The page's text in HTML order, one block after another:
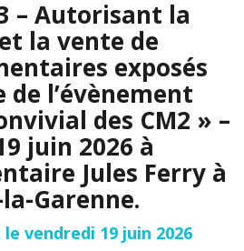
– Autorisant la
la vente de
exposés
de l’évènement
des CM2 » –
juin 2026 à
Jules Ferry à
Garenne.
vendredi 19 juin 2026